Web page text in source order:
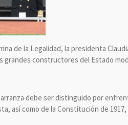
de la Legalidad, la presidenta
grandes constructores del Estado
debe ser distinguido por
así como de la Constitución de